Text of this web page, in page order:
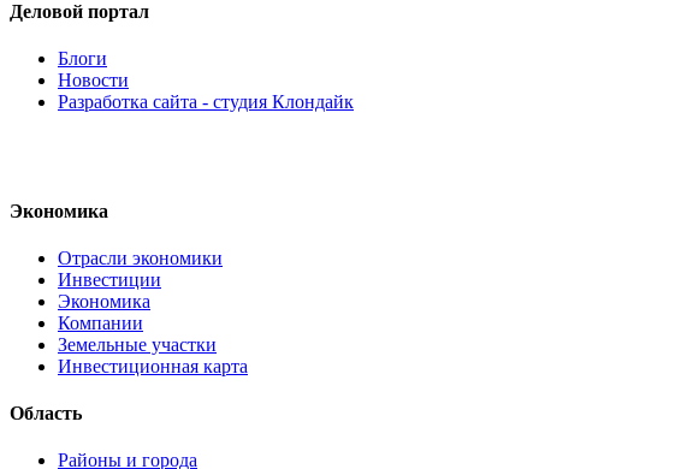
Деловой портал
Блоги
Новости
Разработка сайта - студия Клондайк
Экономика
Отрасли экономики
Инвестиции
Экономика
Компании
Земельные участки
Инвестиционная карта
Область
Районы и города